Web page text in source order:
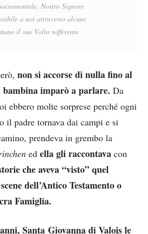
Nostro Signore
a noi attraverso alcune
il suo Volto sofferente
non si accorse di nulla fino al
imparò a parlare. Da
ebbero molte sorprese perché ogni
il padre tornava dai campi e si
prendeva in grembo la
ed ella gli raccontava con
che aveva “visto” quel
dell’Antico Testamento o
Famiglia.
Santa Giovanna di Valois le